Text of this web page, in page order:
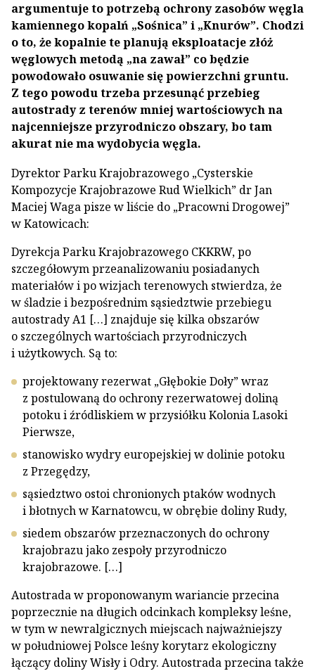
argumentuje to potrzebą ochrony zasobów węgla
kamiennego kopalń „Sośnica” i „Knurów”. Chodzi
o to, że kopalnie te planują eksploatacje złóż
węglowych metodą „na zawał” co będzie
powodowało osuwanie się powierzchni gruntu.
Z tego powodu trzeba przesunąć przebieg
autostrady z terenów mniej wartościowych na
najcenniejsze przyrodniczo obszary, bo tam
akurat nie ma wydobycia węgla.
Dyrektor Parku Krajobrazowego „Cysterskie
Kompozycje Krajobrazowe Rud Wielkich” dr Jan
Maciej Waga pisze w liście do „Pracowni Drogowej”
w Katowicach:
Dyrekcja Parku Krajobrazowego CKKRW, po
szczegółowym przeanalizowaniu posiadanych
materiałów i po wizjach terenowych stwierdza, że
w śladzie i bezpośrednim sąsiedztwie przebiegu
autostrady A1 […] znajduje się kilka obszarów
o szczególnych wartościach przyrodniczych
i użytkowych. Są to:
projektowany rezerwat „Głębokie Doły” wraz
z postulowaną do ochrony rezerwatowej doliną
potoku i źródliskiem w przysiółku Kolonia Lasoki
Pierwsze,
stanowisko wydry europejskiej w dolinie potoku
z Przegędzy,
sąsiedztwo ostoi chronionych ptaków wodnych
i błotnych w Karnatowcu, w obrębie doliny Rudy,
siedem obszarów przeznaczonych do ochrony
krajobrazu jako zespoły przyrodniczo
krajobrazowe. […]
Autostrada w proponowanym wariancie przecina
poprzecznie na długich odcinkach kompleksy leśne,
w tym w newralgicznych miejscach najważniejszy
w południowej Polsce leśny korytarz ekologiczny
łączący doliny Wisły i Odry. Autostrada przecina także